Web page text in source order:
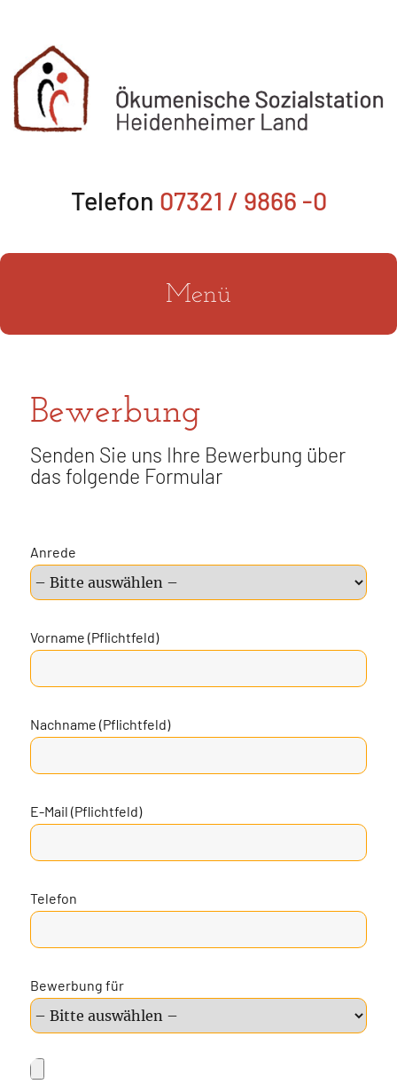
Inhalt
springen
Telefon 07321 / 9866 -0
Menü
Bewerbung
Senden Sie uns Ihre Bewerbung über
das folgende Formular
Anrede
Vorname (Pflichtfeld)
Nachname (Pflichtfeld)
E-Mail (Pflichtfeld)
Telefon
Bewerbung für